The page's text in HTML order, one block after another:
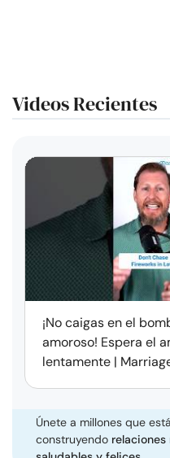
Videos Recientes
¡No caigas en el
amoroso! Espera el
lentamente |
Únete a millones que
construyendo relaciones